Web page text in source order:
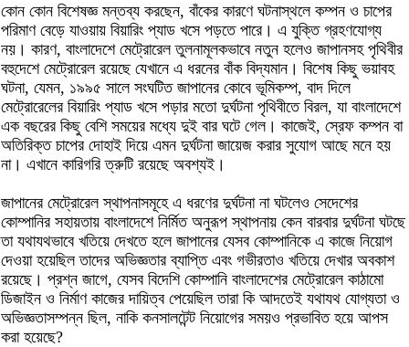
কোন কোন বিশেষজ্ঞ মন্তব্য করছেন, বাঁকের কারণে ঘটনাস্থলে কম্পন ও চাপের
পরিমাণ বেড়ে যাওয়ায় বিয়ারিং প্যাড খসে পড়তে পারে। এ যুক্তি গ্রহণযোগ্য
নয়। কারণ, বাংলাদেশে মেট্রোরেল তুলনামূলকভাবে নতুন হলেও জাপানসহ পৃথিবীর
বহুদেশে মেট্রোরেল রয়েছে যেখানে এ ধরনের বাঁক বিদ্যমান। বিশেষ কিছু ভয়াবহ
ঘটনা, যেমন, ১৯৯৫ সালে সংঘটিত জাপানের কোবে ভূমিকম্প, বাদ দিলে
মেট্রোরেলের বিয়ারিং প্যাড খসে পড়ার মতো দুর্ঘটনা পৃথিবীতে বিরল, যা বাংলাদেশে
এক বছরের কিছু বেশি সময়ের মধ্যে দুই বার ঘটে গেল। কাজেই, স্রেফ কম্পন বা
অতিরিক্ত চাপের দোহাই দিয়ে এমন দুর্ঘটনা জায়েজ করার সুযোগ আছে মনে হয়
না। এখানে কারিগরি ত্রুটি রয়েছে অবশ্যই।
জাপানের মেট্রোরেল স্থাপনাসমূহে এ ধরণের দুর্ঘটনা না ঘটলেও সেদেশের
কোম্পানির সহায়তায় বাংলাদেশে নির্মিত অনুরূপ স্থাপনায় কেন বারবার দুর্ঘটনা ঘটছে
তা যথাযথভাবে খতিয়ে দেখতে হলে জাপানের যেসব কোম্পানিকে এ কাজে নিয়োগ
দেওয়া হয়েছিল তাদের অভিজ্ঞতার ব্যাপ্তি এবং গভীরতাও খতিয়ে দেখার অবকাশ
রয়েছে। প্রশ্ন জাগে, যেসব বিদেশি কোম্পানি বাংলাদেশের মেট্রোরেল কাঠামো
ডিজাইন ও নির্মাণ কাজের দায়িত্ব পেয়েছিল তারা কি আদতেই যথাযথ যোগ্যতা ও
অভিজ্ঞতাসম্পন্ন ছিল, নাকি কনসালটেন্ট নিয়োগের সময়ও প্রভাবিত হয়ে আপস
করা হয়েছে?